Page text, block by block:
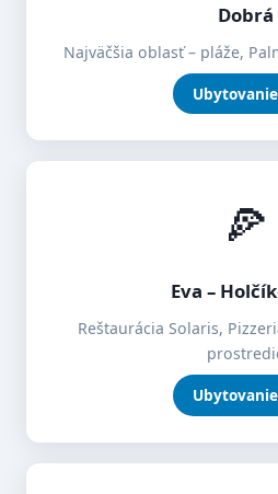
Dobrá
Najväčšia oblasť – pláže,
🍕
Eva –
Reštaurácia Solaris,